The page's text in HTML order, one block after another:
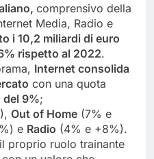
comprensivo della
Media, Radio e
i 10,2 miliardi di euro
rispetto al 2022.
Internet consolida
con una quota
9%;
Out of Home (7% e
e Radio (4% e +8%).
proprio ruolo trainante